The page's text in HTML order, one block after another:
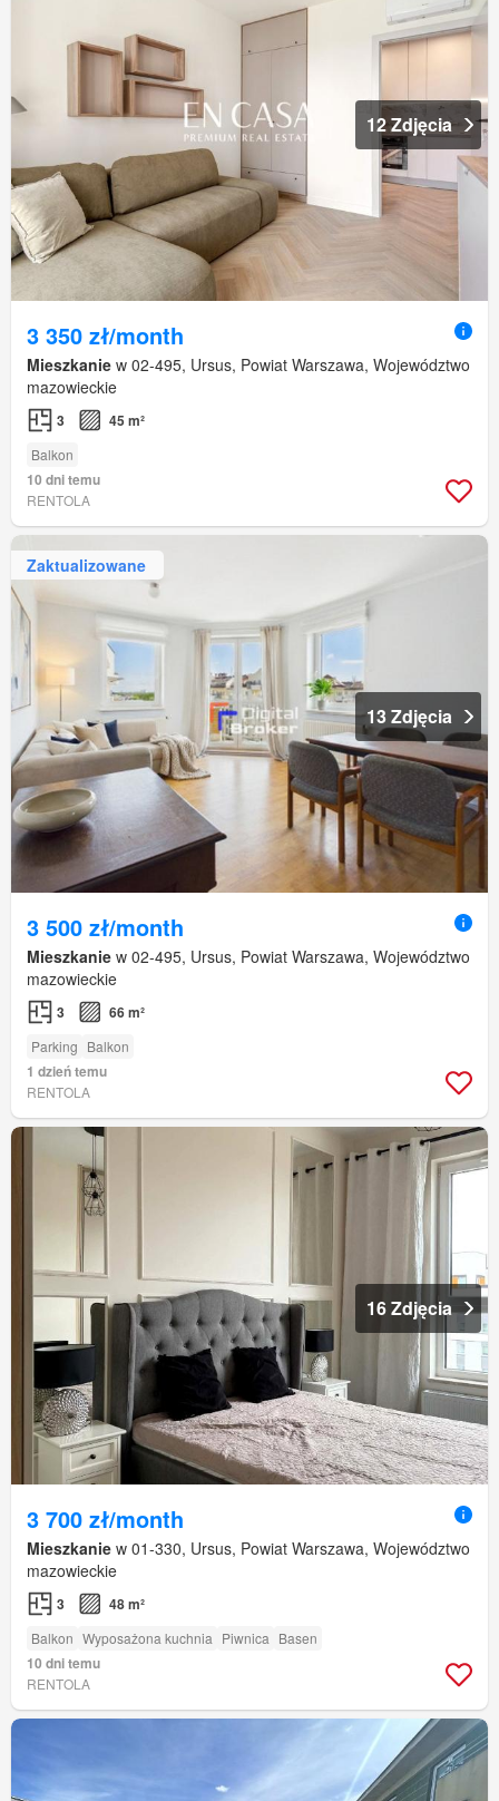
12 Zdjęcia
3 350 zł/month
Mieszkanie w 02-495, Ursus, Powiat Warszawa, Województwo
mazowieckie
3 45 m²
Balkon
10 dni temu
RENTOLA
Zaktualizowane
13 Zdjęcia
3 500 zł/month
Mieszkanie w 02-495, Ursus, Powiat Warszawa, Województwo
mazowieckie
3 66 m²
Parking Balkon
1 dzień temu
RENTOLA
16 Zdjęcia
3 700 zł/month
Mieszkanie w 01-330, Ursus, Powiat Warszawa, Województwo
mazowieckie
3 48 m²
Balkon Wyposażona kuchnia Piwnica Basen
10 dni temu
RENTOLA